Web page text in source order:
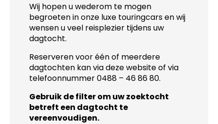
Wij hopen u wederom te mogen
begroeten in onze luxe touringcars en wij
wensen u veel reisplezier tijdens uw
dagtocht.
Reserveren voor één of meerdere
dagtochten kan via deze website of via
telefoonnummer 0488 – 46 86 80.
Gebruik de filter om uw zoektocht
betreft een dagtocht te
vereenvoudigen.